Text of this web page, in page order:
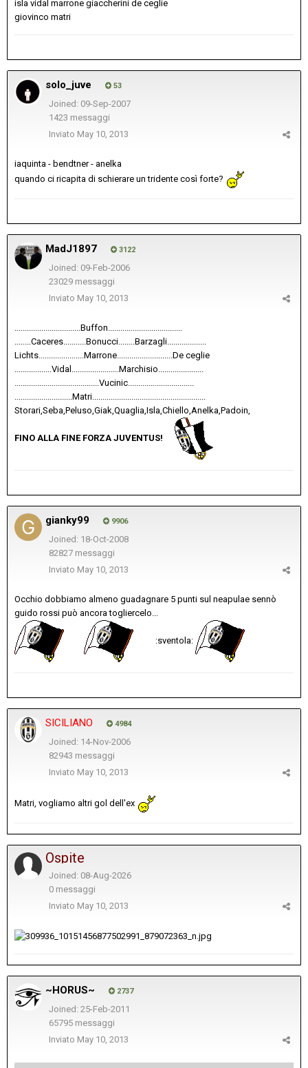
isla vidal marrone giaccherini de ceglie
giovinco matri
solo_juve 53
Joined: 09-Sep-2007
1423 messaggi
Inviato May 10, 2013
iaquinta - bendtner - anelka
quando ci ricapita di schierare un tridente così forte?
MadJ1897 3122
Joined: 09-Feb-2006
23029 messaggi
Inviato May 10, 2013
................................Buffon....................................
........Caceres...........Bonucci........Barzagli...................
Lichts......................Marrone...........................De ceglie
..................Vidal.......................Marchisio......................
.........................................Vucinic................................
............................Matri.......................................................
Storari,Seba,Peluso,Giak,Quaglia,Isla,Chiello,Anelka,Padoin,
FINO ALLA FINE FORZA JUVENTUS!
gianky99 9906
Joined: 18-Oct-2008
82827 messaggi
Inviato May 10, 2013
Occhio dobbiamo almeno guadagnare 5 punti sul neapulae sennò
guido rossi può ancora togliercelo...
:sventola:
SICILIANO 4984
Joined: 14-Nov-2006
82943 messaggi
Inviato May 10, 2013
Matri, vogliamo altri gol dell'ex
Ospite
Joined: 08-Aug-2026
0 messaggi
Inviato May 10, 2013
~HORUS~ 2737
Joined: 25-Feb-2011
65795 messaggi
Inviato May 10, 2013